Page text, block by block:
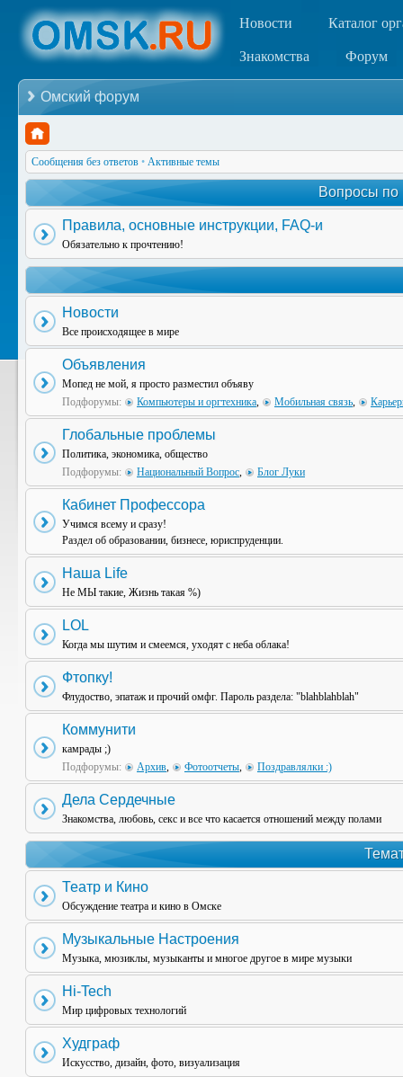
Новости Каталог
Знакомства Форум
Омский форум
Сообщения без ответов • Активные темы
Вопросы по
Правила, основные инструкции, FAQ-и
Обязательно к прочтению!
Новости
Все происходящее в мире
Объявления
Мопед не мой, я просто разместил объяву
Подфорумы:
Компьютеры и оргтехника, Мобильная связь,
Глобальные проблемы
Политика, экономика, общество
Подфорумы:
Национальный Вопрос, Блог Луки
Кабинет Профессора
Учимся всему и сразу!
Раздел об образовании, бизнесе, юриспруденции.
Наша Life
Не МЫ такие, Жизнь такая %)
LOL
Когда мы шутим и смеемся, уходят с неба облака!
Фтопку!
Флудоство, эпатаж и прочий омфг. Пароль раздела: "blahblahblah"
Коммунити
камрады ;)
Подфорумы:
Архив, Фотоотчеты, Поздравлялки :)
Дела Сердечные
Знакомства, любовь, секс и все что касается отношений между полами
Театр и Кино
Обсуждение театра и кино в Омске
Музыкальные Настроения
Музыка, мюзиклы, музыканты и многое другое в мире музыки
Hi-Tech
Мир цифровых технологий
Худграф
Искусство, дизайн, фото, визуализация